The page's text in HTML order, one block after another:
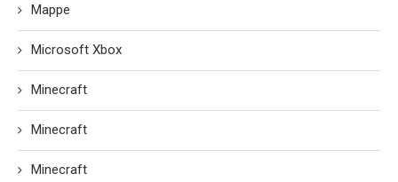
Mappe
Microsoft Xbox
Minecraft
Minecraft
Minecraft